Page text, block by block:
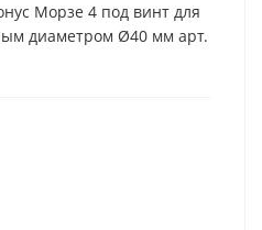
Морзе 4 под винт для
диаметром Ø40 мм арт.